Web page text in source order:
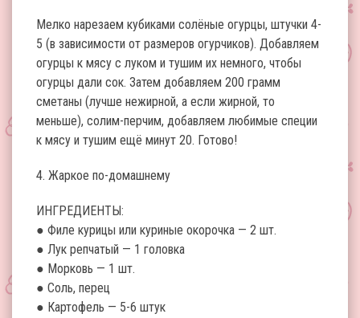
Мелко нарезаем кубиками солёные огурцы, штучки 4-
5 (в зависимости от размеров огурчиков). Добавляем
огурцы к мясу с луком и тушим их немного, чтобы
огурцы дали сок. Затем добавляем 200 грамм
сметаны (лучше нежирной, а если жирной, то
меньше), солим-перчим, добавляем любимые специи
к мясу и тушим ещё минут 20. Готово!
4. Жаркое по-домашнему
ИНГРЕДИЕНТЫ:
● Филе курицы или куриные окорочка — 2 шт.
● Лук репчатый — 1 головка
● Морковь — 1 шт.
● Соль, перец
● Картофель — 5-6 штук